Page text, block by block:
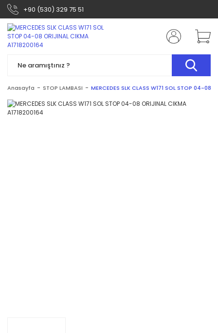
+90 (530) 329 75 51
Anasayfa STOP LAMBASI MERCEDES SLK CLASS W171 SOL STOP 04-08